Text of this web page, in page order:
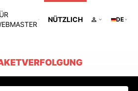
NÜTZLICH DE